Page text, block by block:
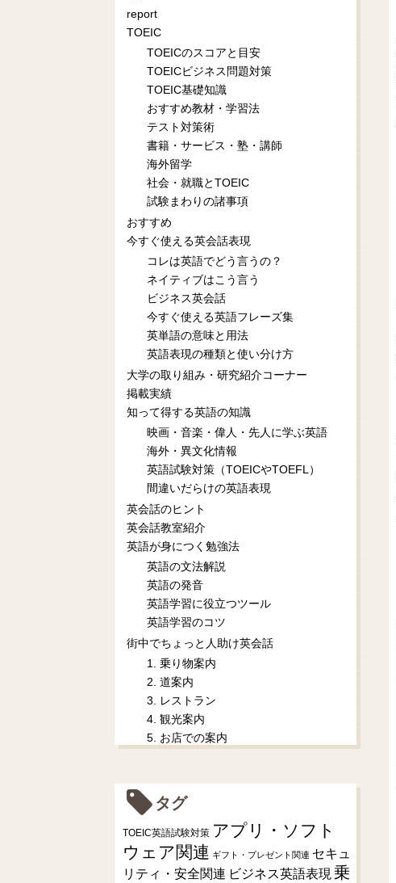
report
TOEIC
TOEICのスコアと目安
TOEICビジネス問題対策
TOEIC基礎知識
おすすめ教材・学習法
テスト対策術
書籍・サービス・塾・講師
海外留学
社会・就職とTOEIC
試験まわりの諸事項
おすすめ
今すぐ使える英会話表現
コレは英語でどう言うの？
ネイティブはこう言う
ビジネス英会話
今すぐ使える英語フレーズ集
英単語の意味と用法
英語表現の種類と使い分け方
大学の取り組み・研究紹介コーナー
掲載実績
知って得する英語の知識
映画・音楽・偉人・先人に学ぶ英語
海外・異文化情報
英語試験対策（TOEICやTOEFL）
間違いだらけの英語表現
英会話のヒント
英会話教室紹介
英語が身につく勉強法
英語の文法解説
英語の発音
英語学習に役立つツール
英語学習のコツ
街中でちょっと人助け英会話
1. 乗り物案内
2. 道案内
3. レストラン
4. 観光案内
5. お店での案内
タグ
TOEIC英語試験対策 アプリ・ソフト
ウェア関連 ギフト・プレゼント関連 セキュ
リティ・安全関連 ビジネス英語表現 乗